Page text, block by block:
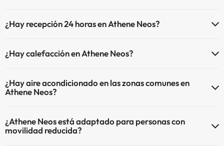
antes de iniciar tu viaje).
¿Hay recepción 24 horas en Athene Neos?
¿Hay calefacción en Athene Neos?
¿Hay aire acondicionado en las zonas comunes en
Athene Neos?
¿Athene Neos está adaptado para personas con
movilidad reducida?